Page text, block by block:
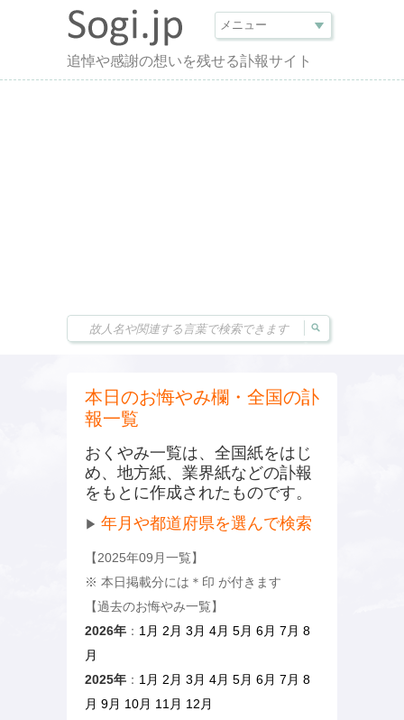
追悼や感謝の想いを残せる訃報サイト
本日のお悔やみ欄・全国の訃
報一覧
おくやみ一覧は、全国紙をはじ
め、地方紙、業界紙などの訃報
をもとに作成されたものです。
▶ 年月や都道府県を選んで検索
【2025年09月一覧】
※ 本日掲載分には ＊ 印 が付きます
【過去のお悔やみ一覧】
2026年 ： 1月 2月 3月 4月 5月 6月 7月 8
月
2025年 ： 1月 2月 3月 4月 5月 6月 7月 8
月 9月 10月 11月 12月